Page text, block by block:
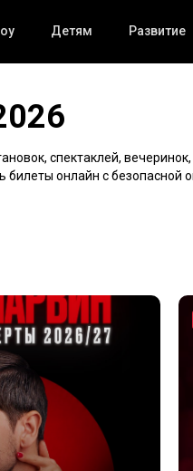
Детям Развитие
спектаклей,
онлайн с безопасной